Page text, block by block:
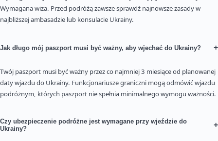
Wymagana wiza. Przed podróżą zawsze sprawdź najnowsze zasady w
najbliższej ambasadzie lub konsulacie Ukrainy.
Jak długo mój paszport musi być ważny, aby wjechać do Ukrainy? +
Twój paszport musi być ważny przez co najmniej 3 miesiące od planowanej
daty wjazdu do Ukrainy. Funkcjonariusze graniczni mogą odmówić wjazdu
podróżnym, których paszport nie spełnia minimalnego wymogu ważności.
Czy ubezpieczenie podróżne jest wymagane przy wjeździe do
Ukrainy?
+